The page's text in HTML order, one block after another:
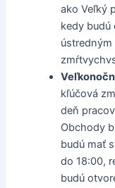
ako Veľký
kedy budú
kľúčová
deň
Obchody
budú mať
do 18:00,
budú